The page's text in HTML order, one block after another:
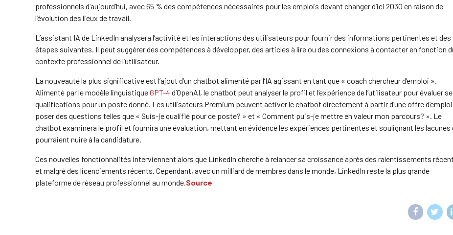
professionnels d’aujourd’hui, avec 65 % des compétences nécessaires pour les emplois devant changer d’ici 2030 en raison de
l’évolution des lieux de travail.
L’assistant IA de LinkedIn analysera l’activité et les interactions des utilisateurs pour fournir des informations pertinentes et des
étapes suivantes. Il peut suggérer des compétences à développer, des articles à lire ou des connexions à contacter en fonction
contexte professionnel de l’utilisateur.
La nouveauté la plus significative est l’ajout d’un chatbot alimenté par l’IA agissant en tant que « coach chercheur d’emploi ».
Alimenté par le modèle linguistiqueGPT-4 d’OpenAI, le chatbot peut analyser le profil et l’expérience de l’utilisateur pour évaluer
qualifications pour un poste donné. Les utilisateurs Premium peuvent activer le chatbot directement à partir d’une offre
poser des questions telles que « Suis-je qualifié pour ce poste? » et « Comment puis-je mettre en valeur mon parcours? ». Le
chatbot examinera le profil et fournira une évaluation, mettant en évidence les expériences pertinentes et soulignant les lacunes
pourraient nuire à la candidature.
Ces nouvelles fonctionnalités interviennent alors que LinkedIn cherche à relancer sa croissance après des ralentissements
et malgré des licenciements récents. Cependant, avec un milliard de membres dans le monde, LinkedIn reste la plus grande
plateforme de réseau professionnel au monde.Source